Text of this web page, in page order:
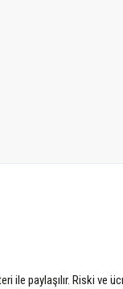
ile paylaşılır. Riski ve